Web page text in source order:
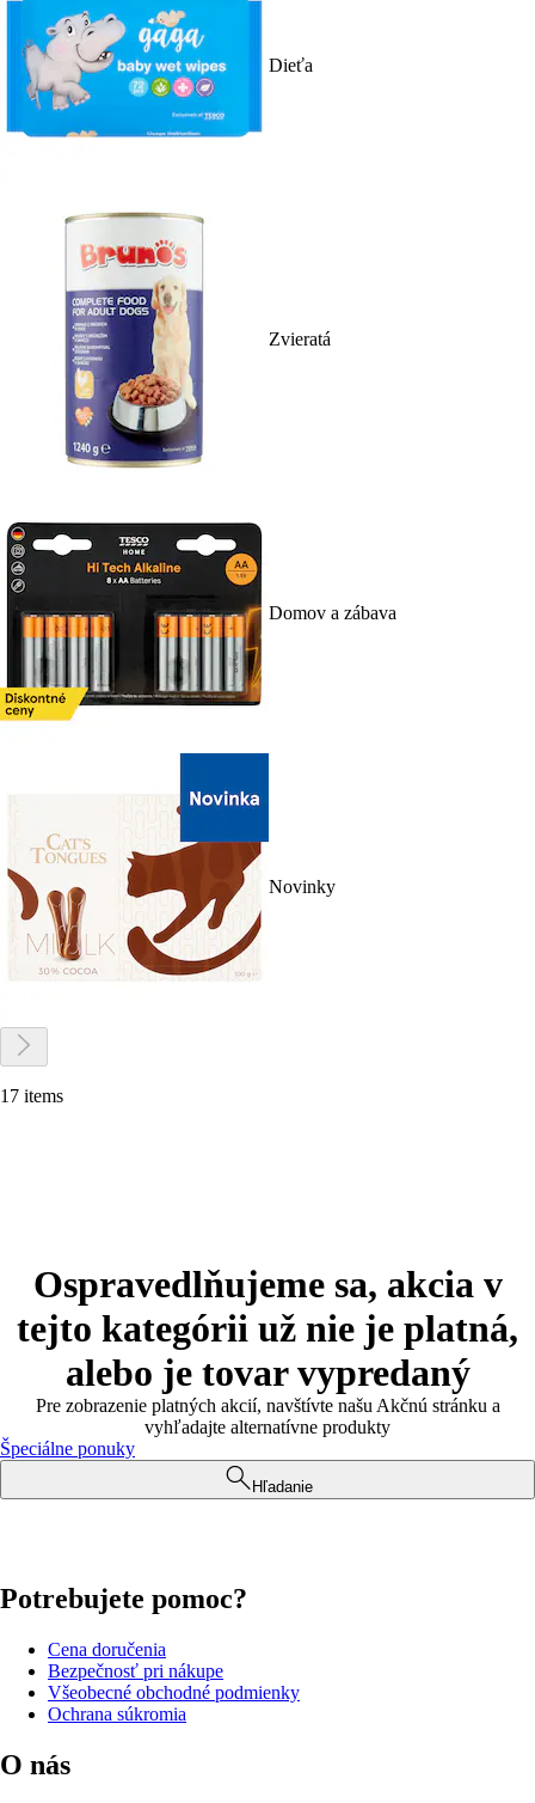
Dieťa
Zvieratá
Domov a zábava
Novinky
17 items
Ospravedlňujeme sa, akcia v
tejto kategórii už nie je platná,
alebo je tovar vypredaný
Pre zobrazenie platných akcií, navštívte našu Akčnú stránku a
vyhľadajte alternatívne produkty
Špeciálne ponuky
Hľadanie
Potrebujete pomoc?
Cena doručenia
Bezpečnosť pri nákupe
Všeobecné obchodné podmienky
Ochrana súkromia
O nás